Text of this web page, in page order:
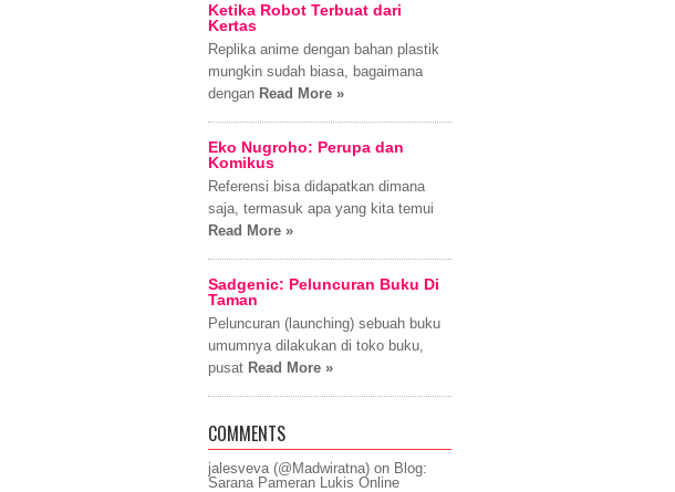
Ketika Robot Terbuat dari
Kertas
Replika anime dengan bahan plastik
mungkin sudah biasa, bagaimana
dengan Read More »
Eko Nugroho: Perupa dan
Komikus
Referensi bisa didapatkan dimana
saja, termasuk apa yang kita temui
Read More »
Sadgenic: Peluncuran Buku Di
Taman
Peluncuran (launching) sebuah buku
umumnya dilakukan di toko buku,
pusat Read More »
COMMENTS
jalesveva (@Madwiratna) on Blog:
Sarana Pameran Lukis Online